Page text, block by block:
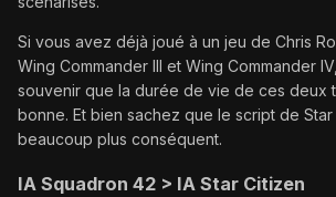
Si vous avez déjà joué à un jeu de Chris
Wing Commander III et Wing Commander
souvenir que la durée de vie de ces deux
bonne. Et bien sachez que le script de
beaucoup plus conséquent.
IA Squadron 42 > IA Star Citizen